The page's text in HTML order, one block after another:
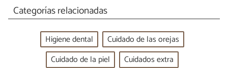
Categorías relacionadas
Higiene dental
Cuidado de las orejas
Cuidado de la piel
Cuidados extra